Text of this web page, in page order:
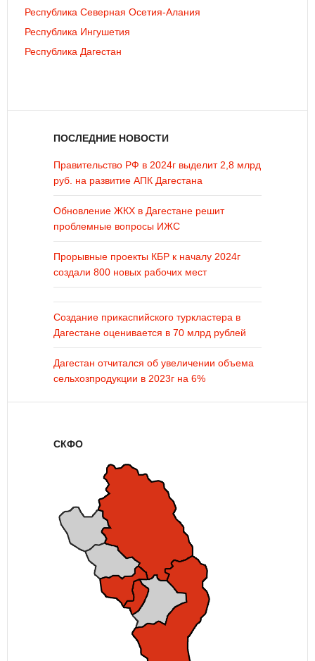
Республика Северная Осетия-Алания
Республика Ингушетия
Республика Дагестан
ПОСЛЕДНИЕ НОВОСТИ
Правительство РФ в 2024г выделит 2,8 млрд
руб. на развитие АПК Дагестана
Обновление ЖКХ в Дагестане решит
проблемные вопросы ИЖС
Прорывные проекты КБР к началу 2024г
создали 800 новых рабочих мест
Создание прикаспийского туркластера в
Дагестане оценивается в 70 млрд рублей
Дагестан отчитался об увеличении объема
сельхозпродукции в 2023г на 6%
СКФО